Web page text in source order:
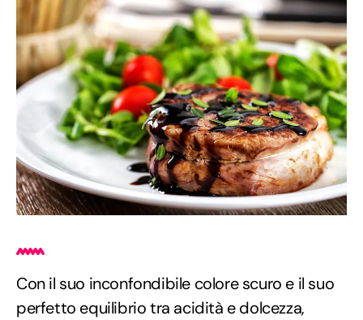
Con il suo inconfondibile colore scuro e il suo
perfetto equilibrio tra acidità e dolcezza,